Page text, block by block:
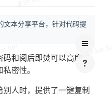
文本分享平台，针对代码提
和阅后即焚可以高度保
密性。
人时，提供了一键复制